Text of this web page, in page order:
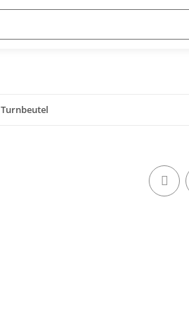
Turnbeutel